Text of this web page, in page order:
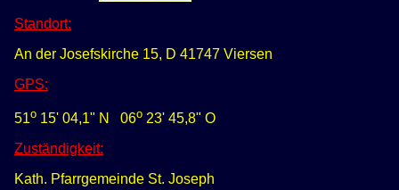
Standort:
An der Josefskirche 15, D 41747 Viersen
GPS:
51o 15' 04,1" N 06o 23' 45,8" O
Zuständigkeit:
Kath. Pfarrgemeinde St. Joseph